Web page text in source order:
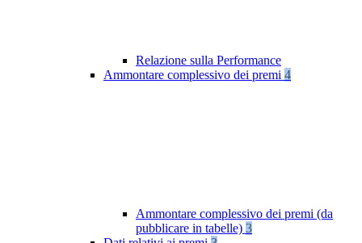
Relazione sulla Performance
Ammontare complessivo dei premi 4
Ammontare complessivo dei premi (da
pubblicare in tabelle) 3